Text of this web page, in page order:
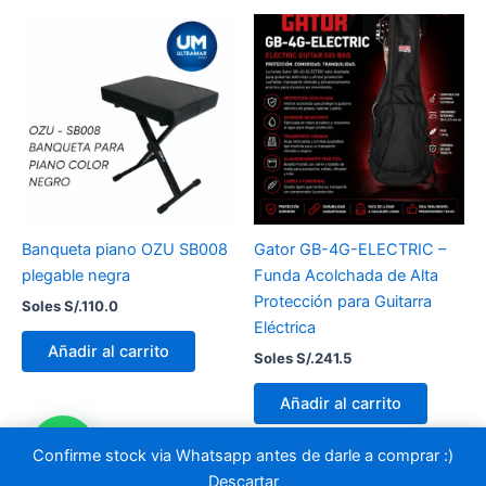
Confirme stock via Whatsapp antes de darle a comprar :)
Banqueta piano OZU SB008
plegable negra
Soles S/.110.0
Añadir al carrito
Gator GB-4G-ELECTRIC –
Funda Acolchada de Alta
Protección para Guitarra
Eléctrica
Soles S/.241.5
Añadir al carrito